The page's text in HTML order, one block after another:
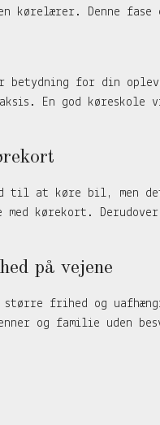
kørelærer. Denne
betydning for din
En god
at køre bil, men det
kørekort.
på vejene
frihed og
og familie uden